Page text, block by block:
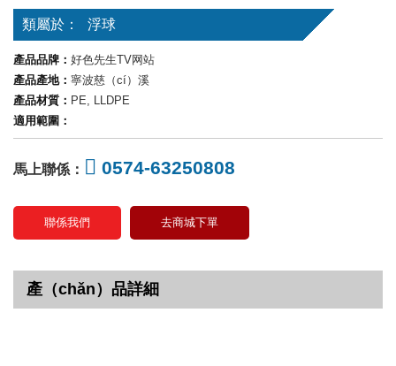
類屬於： 浮球
產品品牌： 好色先生TV网站
產品產地： 寧波慈（cí）溪
產品材質： PE, LLDPE
適用範圍：
馬上聯係： 0574-63250808
聯係我們 去商城下單
產（chǎn）品詳細